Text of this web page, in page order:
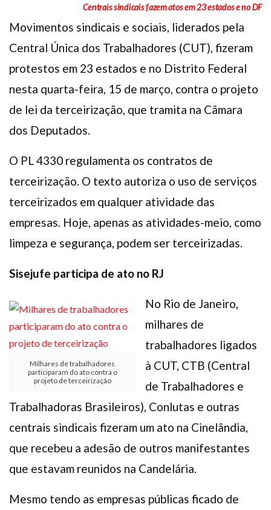
Centrais sindicais fazem atos em 23 estados e no DF
Movimentos sindicais e sociais, liderados pela
Central Única dos Trabalhadores (CUT), fizeram
protestos em 23 estados e no Distrito Federal
nesta quarta-feira, 15 de março, contra o projeto
de lei da terceirização, que tramita na Câmara
dos Deputados.
O PL 4330 regulamenta os contratos de
terceirização. O texto autoriza o uso de serviços
terceirizados em qualquer atividade das
empresas. Hoje, apenas as atividades-meio, como
limpeza e segurança, podem ser terceirizadas.
Sisejufe participa de ato no RJ
Milhares de trabalhadores
participaram do ato contra o
projeto de terceirização
No Rio de Janeiro,
milhares de
trabalhadores ligados
à CUT, CTB (Central
de Trabalhadores e
Trabalhadoras Brasileiros), Conlutas e outras
centrais sindicais fizeram um ato na Cinelândia,
que recebeu a adesão de outros manifestantes
que estavam reunidos na Candelária.
Mesmo tendo as empresas públicas ficado de
Assistência Funeral
Pós-graduação
FacebookInstagramTwitter Youtube TikTok Whatsapp